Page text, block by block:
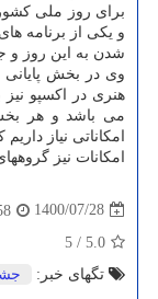
برای روز ملی
و یکی از برنامه
شدن به این روز و
وی در بخش
هنری در اکسپو
می باشد و هر
امکاناتی نیاز
امکانات نیز
1400/07/28
5.0
/
5
تگهای خبر: